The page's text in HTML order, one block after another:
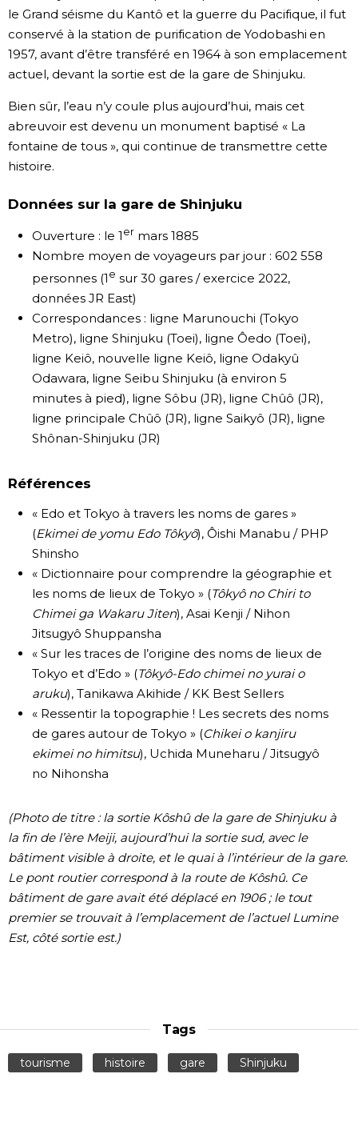
le Grand séisme du Kantô et la guerre du Pacifique, il fut
conservé à la station de purification de Yodobashi en
1957, avant d’être transféré en 1964 à son emplacement
actuel, devant la sortie est de la gare de Shinjuku.
Bien sûr, l’eau n’y coule plus aujourd’hui, mais cet
abreuvoir est devenu un monument baptisé « La
fontaine de tous », qui continue de transmettre cette
histoire.
Données sur la gare de Shinjuku
Ouverture : le 1 er mars 1885
Nombre moyen de voyageurs par jour : 602 558
personnes (1 e sur 30 gares / exercice 2022,
données JR East)
Correspondances : ligne Marunouchi (Tokyo
Metro), ligne Shinjuku (Toei), ligne Ôedo (Toei),
ligne Keiô, nouvelle ligne Keiô, ligne Odakyû
Odawara, ligne Seibu Shinjuku (à environ 5
minutes à pied), ligne Sôbu (JR), ligne Chûô (JR),
ligne principale Chûô (JR), ligne Saikyô (JR), ligne
Shônan-Shinjuku (JR)
Références
« Edo et Tokyo à travers les noms de gares »
(Ekimei de yomu Edo Tôkyô), Ôishi Manabu / PHP
Shinsho
« Dictionnaire pour comprendre la géographie et
les noms de lieux de Tokyo » (Tôkyô no Chiri to
Chimei ga Wakaru Jiten), Asai Kenji / Nihon
Jitsugyô Shuppansha
« Sur les traces de l’origine des noms de lieux de
Tokyo et d’Edo » (Tôkyô-Edo chimei no yurai o
aruku), Tanikawa Akihide / KK Best Sellers
« Ressentir la topographie ! Les secrets des noms
de gares autour de Tokyo » (Chikei o kanjiru
ekimei no himitsu), Uchida Muneharu / Jitsugyô
no Nihonsha
(Photo de titre : la sortie Kôshû de la gare de Shinjuku à
la fin de l’ère Meiji, aujourd’hui la sortie sud, avec le
bâtiment visible à droite, et le quai à l’intérieur de la gare.
Le pont routier correspond à la route de Kôshû. Ce
bâtiment de gare avait été déplacé en 1906 ; le tout
premier se trouvait à l’emplacement de l’actuel Lumine
Est, côté sortie est.)
Tags
tourisme histoire gare Shinjuku